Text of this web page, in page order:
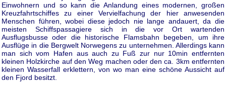
Einwohnern und so kann die Anlandung eines modernen, großen
Kreuzfahrtschiffes zu einer Vervielfachung der hier anwesenden
Menschen führen, wobei diese jedoch nie lange andauert, da die
meisten Schiffspassagiere sich in die vor Ort wartenden
Ausflugsbusse oder die historische Flamsbahn begeben, um ihre
Ausflüge in die Bergwelt Norwegens zu unternehmen. Allerdings kann
man sich vom Hafen aus auch zu Fuß zur nur 10min entfernten
kleinen Holzkirche auf den Weg machen oder den ca. 3km entfernten
kleinen Wasserfall erklettern, von wo man eine schöne Aussicht auf
den Fjord besitzt.